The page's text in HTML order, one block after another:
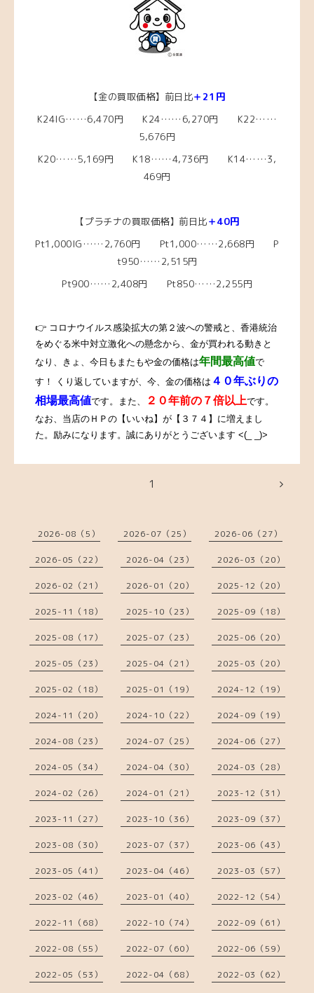
【金の買取価格】前日比＋21円
K24IG……6,470円 K24……6,270円 K22……
5,676円
K20……5,169円 K18……4,736円 K14……3,
469円
【プラチナの買取価格】前日比＋40円
Pt1,000IG……2,760円 Pt1,000……2,668円 P
t950……2,515円
Pt900……2,408円 Pt850……2,255円
👉 コロナウイルス感染拡大の第２波への警戒と、香港統治
をめぐる米中対立激化への懸念から、金が買われる動きと
なり、きょ、今日もまたもや金の価格は年間最高値で
す！ くり返していますが、今、金の価格は ４０年ぶりの
相場最高値です。また、 ２０年前の７倍以上です。
なお、当店のＨＰの【いいね】が【３７４】に増えまし
た。励みになります。誠にありがとうございます <(_ _)>
1
2026-08（5） 2026-07（25） 2026-06（27）
2026-05（22） 2026-04（23） 2026-03（20）
2026-02（21） 2026-01（20） 2025-12（20）
2025-11（18） 2025-10（23） 2025-09（18）
2025-08（17） 2025-07（23） 2025-06（20）
2025-05（23） 2025-04（21） 2025-03（20）
2025-02（18） 2025-01（19） 2024-12（19）
2024-11（20） 2024-10（22） 2024-09（19）
2024-08（23） 2024-07（25） 2024-06（27）
2024-05（34） 2024-04（30） 2024-03（28）
2024-02（26） 2024-01（21） 2023-12（31）
2023-11（27） 2023-10（36） 2023-09（37）
2023-08（30） 2023-07（37） 2023-06（43）
2023-05（41） 2023-04（46） 2023-03（57）
2023-02（46） 2023-01（40） 2022-12（54）
2022-11（68） 2022-10（74） 2022-09（61）
2022-08（55） 2022-07（60） 2022-06（59）
2022-05（53） 2022-04（68） 2022-03（62）